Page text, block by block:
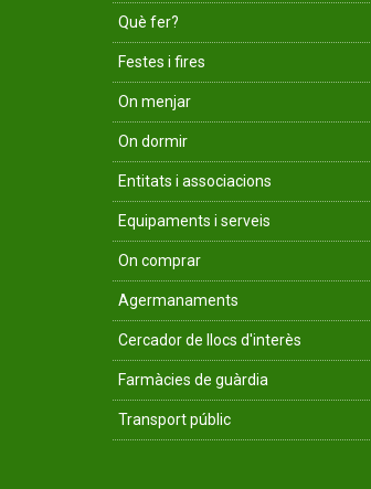
Què fer?
Festes i fires
On menjar
On dormir
Entitats i associacions
Equipaments i serveis
On comprar
Agermanaments
Cercador de llocs d'interès
Farmàcies de guàrdia
Transport públic